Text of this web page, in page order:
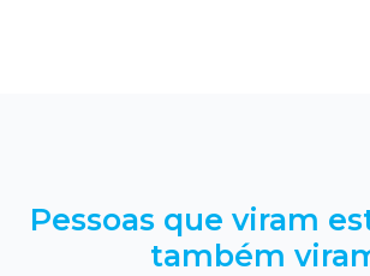
Pessoas que viram
também